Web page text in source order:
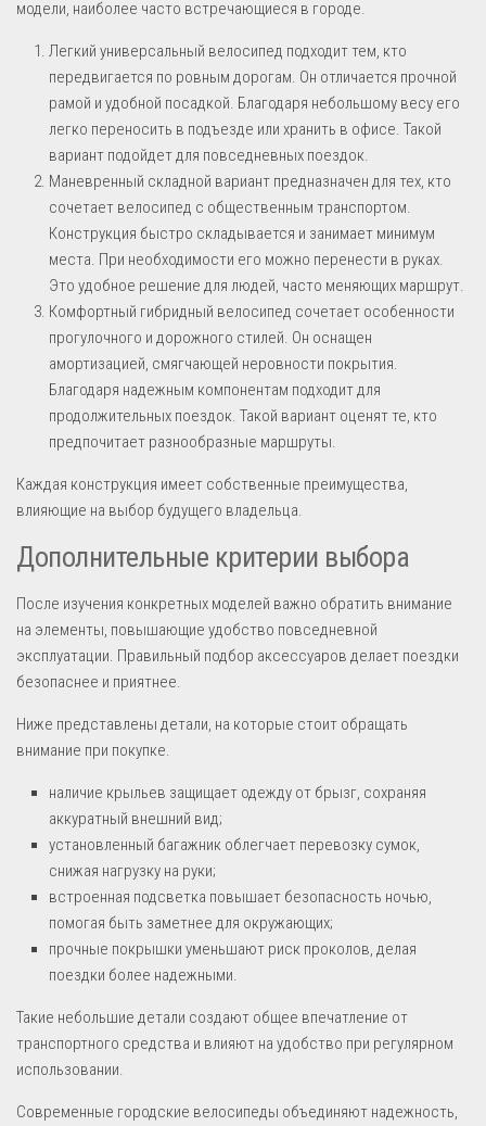
модели, наиболее часто встречающиеся в городе.
Легкий универсальный велосипед подходит тем, кто
передвигается по ровным дорогам. Он отличается прочной
рамой и удобной посадкой. Благодаря небольшому весу его
легко переносить в подъезде или хранить в офисе. Такой
вариант подойдет для повседневных поездок.
Маневренный складной вариант предназначен для тех, кто
сочетает велосипед с общественным транспортом.
Конструкция быстро складывается и занимает минимум
места. При необходимости его можно перенести в руках.
Это удобное решение для людей, часто меняющих маршрут.
Комфортный гибридный велосипед сочетает особенности
прогулочного и дорожного стилей. Он оснащен
амортизацией, смягчающей неровности покрытия.
Благодаря надежным компонентам подходит для
продолжительных поездок. Такой вариант оценят те, кто
предпочитает разнообразные маршруты.
Каждая конструкция имеет собственные преимущества,
влияющие на выбор будущего владельца.
Дополнительные критерии выбора
После изучения конкретных моделей важно обратить внимание
на элементы, повышающие удобство повседневной
эксплуатации. Правильный подбор аксессуаров делает поездки
безопаснее и приятнее.
Ниже представлены детали, на которые стоит обращать
внимание при покупке.
наличие крыльев защищает одежду от брызг, сохраняя
аккуратный внешний вид;
установленный багажник облегчает перевозку сумок,
снижая нагрузку на руки;
встроенная подсветка повышает безопасность ночью,
помогая быть заметнее для окружающих;
прочные покрышки уменьшают риск проколов, делая
поездки более надежными.
Такие небольшие детали создают общее впечатление от
транспортного средства и влияют на удобство при регулярном
использовании.
Современные городские велосипеды объединяют надежность,